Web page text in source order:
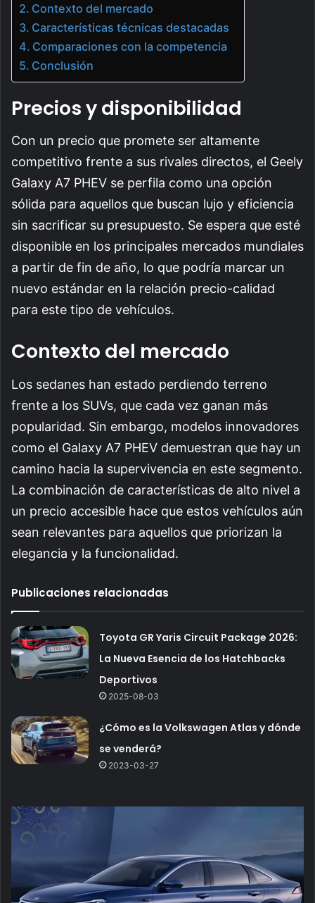
Contexto del mercado
Características técnicas destacadas
Comparaciones con la competencia
Conclusión
Precios y disponibilidad
Con un precio que promete ser altamente
competitivo frente a sus rivales directos, el Geely
Galaxy A7 PHEV se perfila como una opción
sólida para aquellos que buscan lujo y eficiencia
sin sacrificar su presupuesto. Se espera que esté
disponible en los principales mercados mundiales
a partir de fin de año, lo que podría marcar un
nuevo estándar en la relación precio-calidad
para este tipo de vehículos.
Contexto del mercado
Los sedanes han estado perdiendo terreno
frente a los SUVs, que cada vez ganan más
popularidad. Sin embargo, modelos innovadores
como el Galaxy A7 PHEV demuestran que hay un
camino hacia la supervivencia en este segmento.
La combinación de características de alto nivel a
un precio accesible hace que estos vehículos aún
sean relevantes para aquellos que priorizan la
elegancia y la funcionalidad.
Publicaciones relacionadas
Toyota GR Yaris Circuit Package 2026:
La Nueva Esencia de los Hatchbacks
Deportivos
2025-08-03
¿Cómo es la Volkswagen Atlas y dónde
se venderá?
2023-03-27